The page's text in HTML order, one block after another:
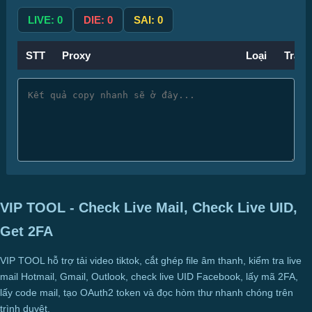
LIVE: 0 DIE: 0 SAI: 0
STT Proxy Loại
VIP TOOL - Check Live Mail, Check Live UID,
Get 2FA
VIP TOOL hỗ trợ tải video tiktok, cắt ghép file âm thanh, kiểm tra live
mail Hotmail, Gmail, Outlook, check live UID Facebook, lấy mã 2FA,
lấy code mail, tạo OAuth2 token và đọc hòm thư nhanh chóng trên
trình duyệt.